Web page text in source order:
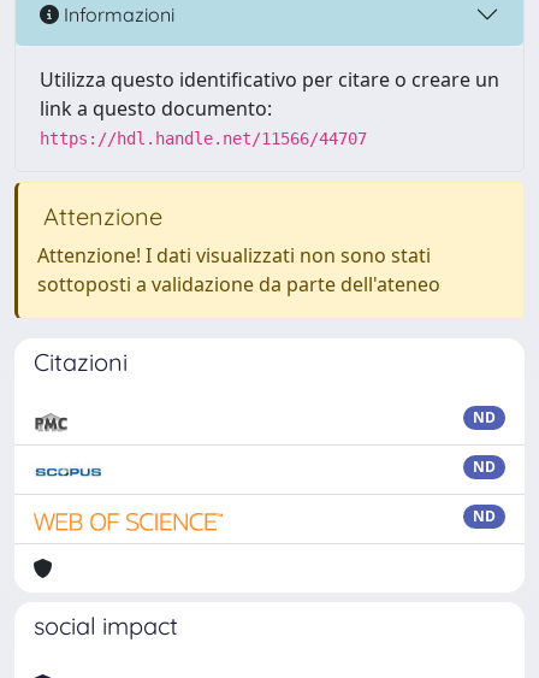
Informazioni
Utilizza questo identificativo per citare o creare un
link a questo documento:
https://hdl.handle.net/11566/44707
Attenzione
Attenzione! I dati visualizzati non sono stati
sottoposti a validazione da parte dell'ateneo
Citazioni
ND
ND
ND
social impact